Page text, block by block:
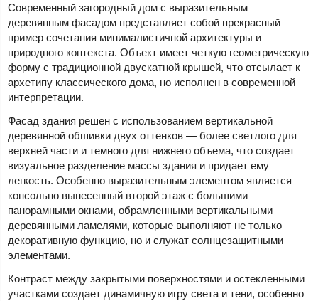
Современный загородный дом с выразительным
деревянным фасадом представляет собой прекрасный
пример сочетания минималистичной архитектуры и
природного контекста. Объект имеет четкую геометрическую
форму с традиционной двускатной крышей, что отсылает к
архетипу классического дома, но исполнен в современной
интерпретации.
Фасад здания решен с использованием вертикальной
деревянной обшивки двух оттенков — более светлого для
верхней части и темного для нижнего объема, что создает
визуальное разделение массы здания и придает ему
легкость. Особенно выразительным элементом является
консольно вынесенный второй этаж с большими
панорамными окнами, обрамленными вертикальными
деревянными ламелями, которые выполняют не только
декоративную функцию, но и служат солнцезащитными
элементами.
Контраст между закрытыми поверхностями и остекленными
участками создает динамичную игру света и тени, особенно